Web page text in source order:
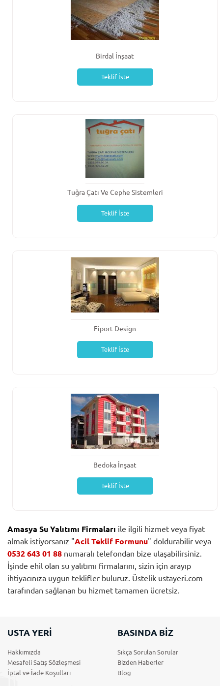
Birdal İnşaat
Teklif İste
Tuğra Çatı Ve Cephe Sistemleri
Teklif İste
Fiport Design
Teklif İste
Bedoka İnşaat
Teklif İste
Amasya Su Yalıtımı Firmaları ile ilgili hizmet veya fiyat
almak istiyorsanız "Acil Teklif Formunu" doldurabilir veya
0532 643 01 88 numaralı telefondan bize ulaşabilirsiniz.
İşinde ehil olan su yalıtımı firmalarını, sizin için arayıp
ihtiyacınıza uygun teklifler buluruz. Üstelik ustayeri.com
tarafından sağlanan bu hizmet tamamen ücretsiz.
USTA YERİ
Hakkımızda
Mesafeli Satış Sözleşmesi
İptal ve İade Koşulları
BASINDA BİZ
Sıkça Sorulan Sorular
Bizden Haberler
Blog